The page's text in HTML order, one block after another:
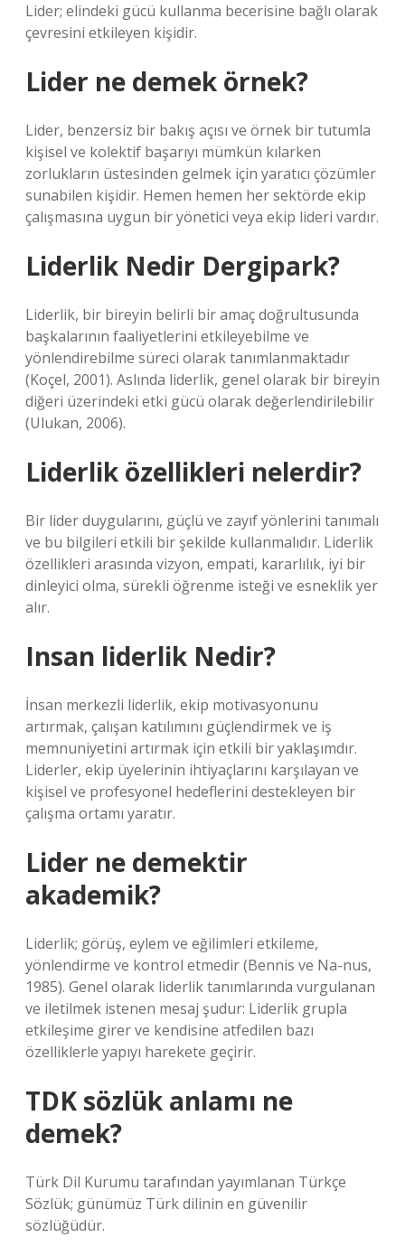
Lider; elindeki gücü kullanma becerisine bağlı olarak
çevresini etkileyen kişidir.
Lider ne demek örnek?
Lider, benzersiz bir bakış açısı ve örnek bir tutumla
kişisel ve kolektif başarıyı mümkün kılarken
zorlukların üstesinden gelmek için yaratıcı çözümler
sunabilen kişidir. Hemen hemen her sektörde ekip
çalışmasına uygun bir yönetici veya ekip lideri vardır.
Liderlik Nedir Dergipark?
Liderlik, bir bireyin belirli bir amaç doğrultusunda
başkalarının faaliyetlerini etkileyebilme ve
yönlendirebilme süreci olarak tanımlanmaktadır
(Koçel, 2001). Aslında liderlik, genel olarak bir bireyin
diğeri üzerindeki etki gücü olarak değerlendirilebilir
(Ulukan, 2006).
Liderlik özellikleri nelerdir?
Bir lider duygularını, güçlü ve zayıf yönlerini tanımalı
ve bu bilgileri etkili bir şekilde kullanmalıdır. Liderlik
özellikleri arasında vizyon, empati, kararlılık, iyi bir
dinleyici olma, sürekli öğrenme isteği ve esneklik yer
alır.
Insan liderlik Nedir?
İnsan merkezli liderlik, ekip motivasyonunu
artırmak, çalışan katılımını güçlendirmek ve iş
memnuniyetini artırmak için etkili bir yaklaşımdır.
Liderler, ekip üyelerinin ihtiyaçlarını karşılayan ve
kişisel ve profesyonel hedeflerini destekleyen bir
çalışma ortamı yaratır.
Lider ne demektir
akademik?
Liderlik; görüş, eylem ve eğilimleri etkileme,
yönlendirme ve kontrol etmedir (Bennis ve Na-nus,
1985). Genel olarak liderlik tanımlarında vurgulanan
ve iletilmek istenen mesaj şudur: Liderlik grupla
etkileşime girer ve kendisine atfedilen bazı
özelliklerle yapıyı harekete geçirir.
TDK sözlük anlamı ne
demek?
Türk Dil Kurumu tarafından yayımlanan Türkçe
Sözlük; günümüz Türk dilinin en güvenilir
sözlüğüdür.